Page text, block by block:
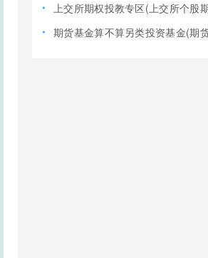
上交所期权投教专区(上交所个股
期货基金算不算另类投资基金(期货基金是期货还是